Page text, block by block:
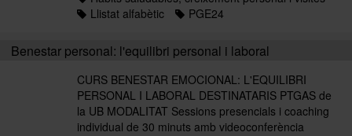
Llistat alfabètic
PGE24
Benestar personal: l'equilibri personal i laboral
CURS BENESTAR EMOCIONAL: L'EQUILIBRI
PERSONAL I LABORAL DESTINATARIS PTGAS de
la UB MODALITAT Sessions presencials i coaching
individual de 30 minuts amb videoconferència